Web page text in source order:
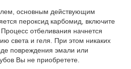
основным действующим
пероксид карбомид, включите
отбеливания начнется
света и геля. При этом никаких
повреждения эмали или
Вы не приобретете.